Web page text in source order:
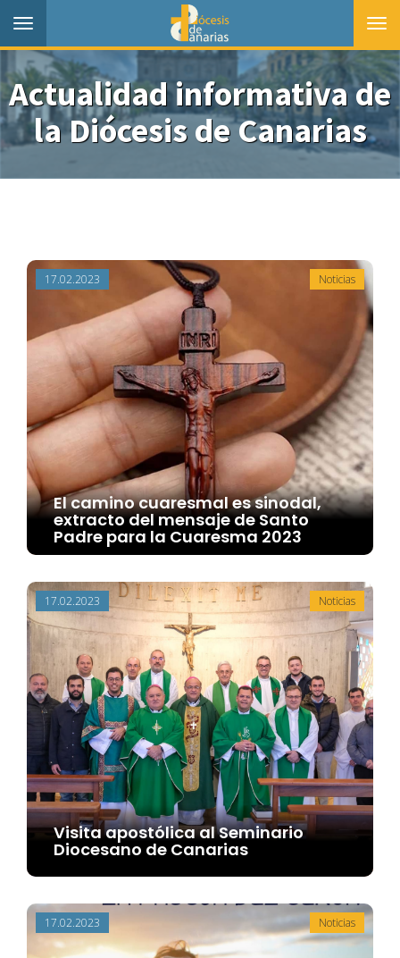
Toggle
navigation
Actualidad informativa de
la Diócesis de Canarias
17.02.2023 Noticias
El camino cuaresmal es sinodal,
extracto del mensaje de Santo
Padre para la Cuaresma 2023
17.02.2023 Noticias
Visita apostólica al Seminario
Diocesano de Canarias
17.02.2023 Noticias